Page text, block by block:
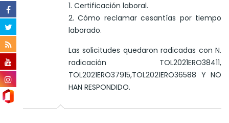
1. Certificación laboral.
2. Cómo reclamar cesantías por tiempo
laborado.
Las solicitudes quedaron radicadas con N.
radicación TOL2021ERO38411,
TOL2021ERO37915,TOL2021ERO36588 Y NO
HAN RESPONDIDO.